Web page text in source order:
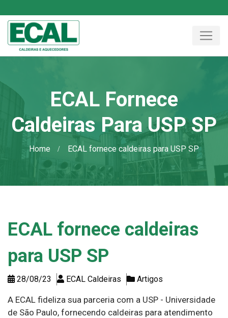
ECAL Fornece
Caldeiras Para USP SP
Home ECAL fornece caldeiras para USP SP
ECAL fornece caldeiras
para USP SP
28/08/23 ECAL Caldeiras Artigos
A ECAL fideliza sua parceria com a USP - Universidade
de São Paulo, fornecendo caldeiras para atendimento